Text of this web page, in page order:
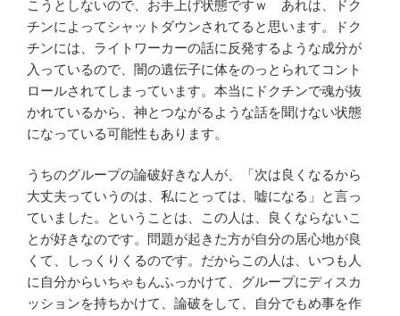
こうとしないので、お手上げ状態ですｗ あれは、ドク
チンによってシャットダウンされてると思います。ドク
チンには、ライトワーカーの話に反発するような成分が
入っているので、闇の遺伝子に体をのっとられてコント
ロールされてしまっています。本当にドクチンで魂が抜
かれているから、神とつながるような話を聞けない状態
になっている可能性もあります。
うちのグループの論破好きな人が、「次は良くなるから
大丈夫っていうのは、私にとっては、嘘になる」と言っ
ていました。ということは、この人は、良くならないこ
とが好きなのです。問題が起きた方が自分の居心地が良
くて、しっくりくるのです。だからこの人は、いつも人
に自分からいちゃもんふっかけて、グループにディスカ
ッションを持ちかけて、論破をして、自分でもめ事を作